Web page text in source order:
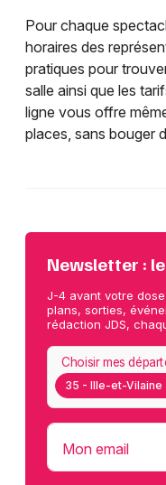
Pour chaque
horaires des
pratiques pour
salle ainsi que les
ligne vous offre
places, sans bouger
Newsletter :
J-4 avant votre
plans, sorties,
rédaction JDS,
35 - Ille-et-Vilaine
Choisir mes
Mon email